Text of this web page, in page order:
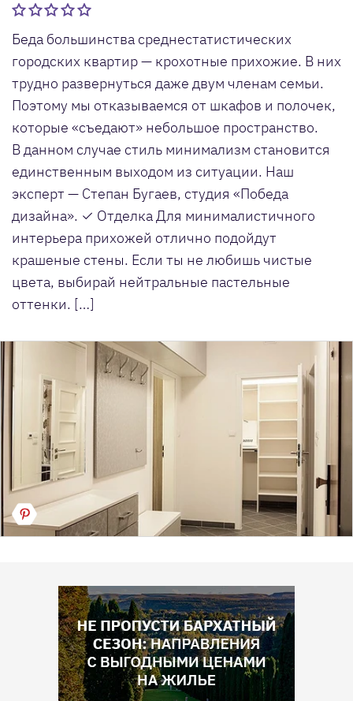
Беда большинства среднестатистических
городских квартир — крохотные прихожие. В них
трудно развернуться даже двум членам семьи.
Поэтому мы отказываемся от шкафов и полочек,
которые «съедают» небольшое пространство.
В данном случае стиль минимализм становится
единственным выходом из ситуации. Наш
эксперт — Степан Бугаев, студия «Победа
дизайна». ✓ Отделка Для минималистичного
интерьера прихожей отлично подойдут
крашеные стены. Если ты не любишь чистые
цвета, выбирай нейтральные пастельные
оттенки. […]